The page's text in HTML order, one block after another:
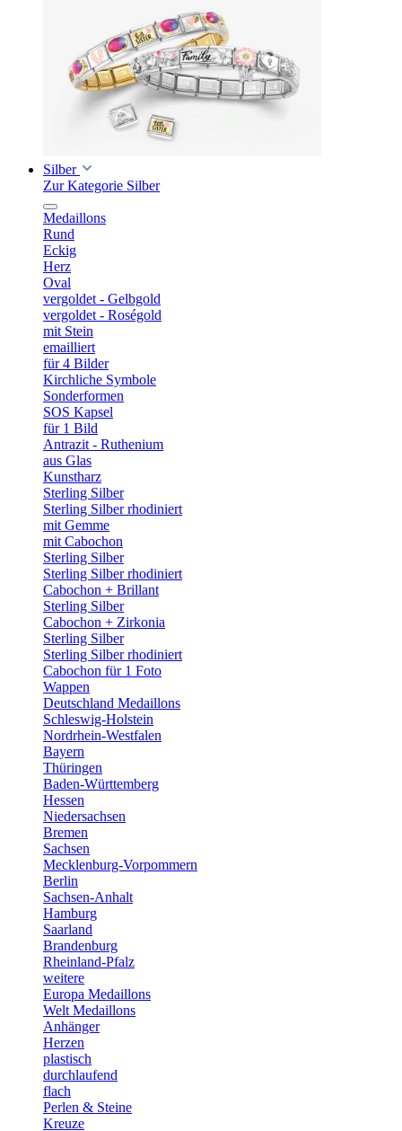
Silber
Zur Kategorie Silber
Medaillons
Rund
Eckig
Herz
Oval
vergoldet - Gelbgold
vergoldet - Roségold
mit Stein
emailliert
für 4 Bilder
Kirchliche Symbole
Sonderformen
SOS Kapsel
für 1 Bild
Antrazit - Ruthenium
aus Glas
Kunstharz
Sterling Silber
Sterling Silber rhodiniert
mit Gemme
mit Cabochon
Sterling Silber
Sterling Silber rhodiniert
Cabochon + Brillant
Sterling Silber
Cabochon + Zirkonia
Sterling Silber
Sterling Silber rhodiniert
Cabochon für 1 Foto
Wappen
Deutschland Medaillons
Schleswig-Holstein
Nordrhein-Westfalen
Bayern
Thüringen
Baden-Württemberg
Hessen
Niedersachsen
Bremen
Sachsen
Mecklenburg-Vorpommern
Berlin
Sachsen-Anhalt
Hamburg
Saarland
Brandenburg
Rheinland-Pfalz
weitere
Europa Medaillons
Welt Medaillons
Anhänger
Herzen
plastisch
durchlaufend
flach
Perlen & Steine
Kreuze